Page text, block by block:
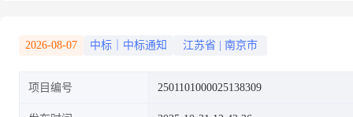
2026-08-07 中标｜中标通知 江苏省 南京市
项目编号 2501101000025138309